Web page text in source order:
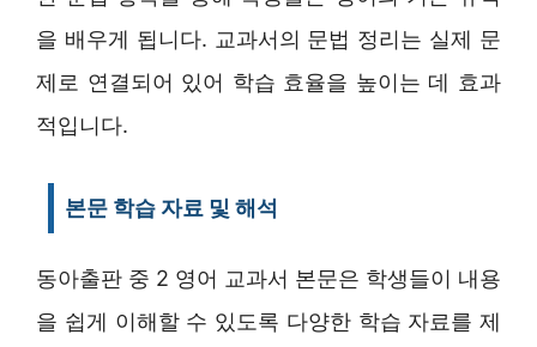
을 배우게 됩니다. 교과서의 문법 정리는 실제 문
제로 연결되어 있어 학습 효율을 높이는 데 효과
적입니다.
본문 학습 자료 및 해석
동아출판 중 2 영어 교과서 본문은 학생들이 내용
을 쉽게 이해할 수 있도록 다양한 학습 자료를 제